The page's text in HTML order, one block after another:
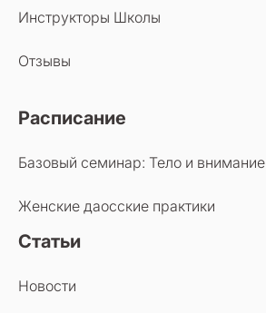
Инструкторы Школы
Отзывы
Расписание
Базовый семинар: Тело и внимание
Женские даосские практики
Статьи
Новости